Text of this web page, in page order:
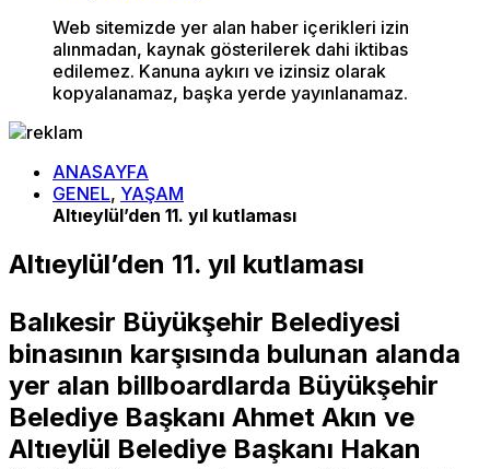
Web sitemizde yer alan haber içerikleri izin
alınmadan, kaynak gösterilerek dahi iktibas
edilemez. Kanuna aykırı ve izinsiz olarak
kopyalanamaz, başka yerde yayınlanamaz.
ANASAYFA
GENEL, YAŞAM
Altıeylül’den 11. yıl kutlaması
Altıeylül’den 11. yıl kutlaması
Balıkesir Büyükşehir Belediyesi
binasının karşısında bulunan alanda
yer alan billboardlarda Büyükşehir
Belediye Başkanı Ahmet Akın ve
Altıeylül Belediye Başkanı Hakan